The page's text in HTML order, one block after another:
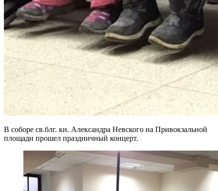
В соборе св.блг. кн. Александра Невского на Привокзальной
площади прошел праздничный концерт.